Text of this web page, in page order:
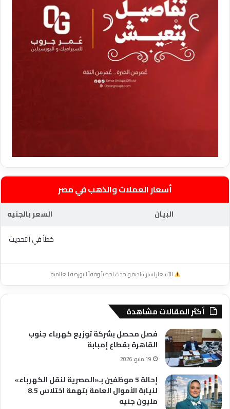
أسعار العملات والذهب في مصر
البيان
السعر بالجنيه
خطأ في التحديث
الأسعار استرشادية وتحدث لحظياً وفقاً للبورصة العالمية.
أكثر المقالات مشاهدة
فصل محصل بشركة توزيع كهرباء جنوب
القاهرة بقطاع إمبابة
19 مايو، 2026
إحالة 5 موظفين بـ«المصرية لنقل الكهرباء»
لنيابة الأموال العامة بتهمة اختلاس 8.5
مليون جنيه